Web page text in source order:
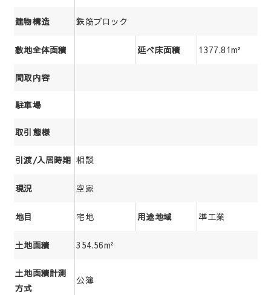
建物構造 鉄筋ブロック
敷地全体面積 延べ床面積 1377.81m²
間取内容
駐車場
取引態様
引渡/入居時期 相談
現況 空家
地目 宅地 用途地域 準工業
土地面積 354.56m²
土地面積計測
方式
公簿